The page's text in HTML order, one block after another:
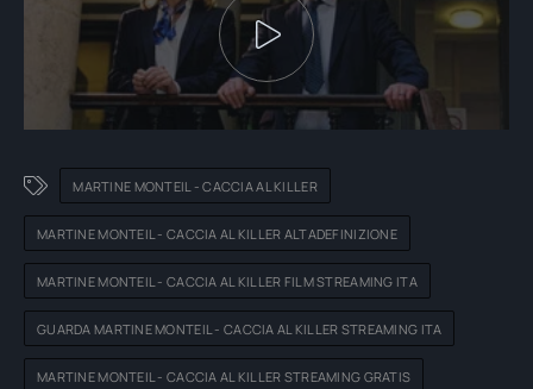
MARTINE MONTEIL - CACCIA AL KILLER
MARTINE MONTEIL - CACCIA AL KILLER ALTADEFINIZIONE
MARTINE MONTEIL - CACCIA AL KILLER FILM STREAMING ITA
GUARDA MARTINE MONTEIL - CACCIA AL KILLER STREAMING ITA
MARTINE MONTEIL - CACCIA AL KILLER STREAMING GRATIS